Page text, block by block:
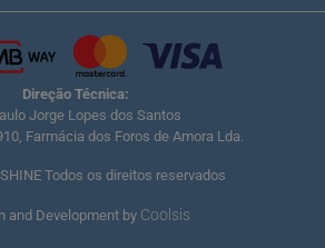
Direção Técnica:
Jorge Lopes dos Santos
Farmácia dos Foros de Amora Lda.
Todos os direitos reservados
and Development by Coolsis